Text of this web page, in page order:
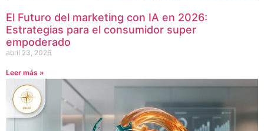
El Futuro del marketing con IA en 2026:
Estrategias para el consumidor super
empoderado
abril 23, 2026
Leer más »